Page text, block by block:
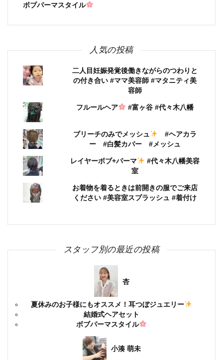
ボブパーマスタイル
人気の投稿
二人目妊娠発覚後働きながらのつわりと
の付き合い #ママ美容師 #マタニティ美
容師
フルールヘア #富ヶ谷 #代々木八幡
ブリーチのみでメッシュ
#ヘアカラ
ー #白髪カバー #メッシュ
レイヤーボブ+パーマ
#代々木八幡美容
室
お着物を着るときは前開きの服でご来店
ください #美容室スプラッシュ #着付け
スタッフ別の最近の投稿
杏
夏休みのお子様にもオススメ！耳つぼジュエリー
結婚式ヘアセット
ボブパーマスタイル
小湊 萌未